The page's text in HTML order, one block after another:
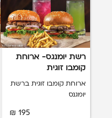
רשת יומנגס- ארוחת
קומבו זוגית
ארוחת קומבו זוגית ברשת
יומגנס
195 ₪